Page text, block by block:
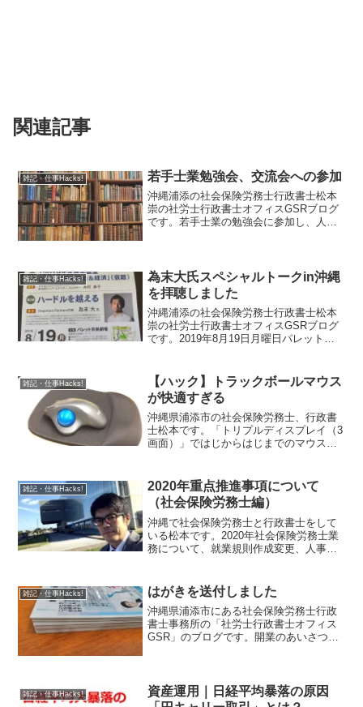
関連記事
雑記・仕事Hacks! 若手士業勉強会、交流会への参加
沖縄浦添の社会保険労務士行政書士松本
崇の社労士行政書士オフィスGSRブログ
です。若手士業の勉強会に参加し、人脈
雑記・仕事Hacks!
為末大氏スペシャルトークin沖縄
を拝聴しました
沖縄浦添の社会保険労務士行政書士松本
崇の社労士行政書士オフィスGSRブログ
です。2019年8月19日月曜日パレット市
雑記・仕事Hacks!
【ハック】トラックボールマウス
が快適すぎる
沖縄県浦添市の社会保険労務士、行政書
士松本です。「トリプルディスプレイ（3
画面）」ではじからはじまでのマウス移
がやわらぎました。
雑記・仕事Hacks!
2020年重点推進事項について
（社会保険労務士編）
沖縄で社会保険労務士と行政書士をして
いる松本です。2020年社会保険労務士業
務について、就業規則作成変更、人事評
雑記・仕事Hacks! はがきを送付しました
沖縄県浦添市にある社会保険労務士行政
書士事務所の「社労士行政書士オフィス
GSR」のブログです。開業のあいさつの
雑記・仕事Hacks!
資産運用｜日経平均暴落の原因